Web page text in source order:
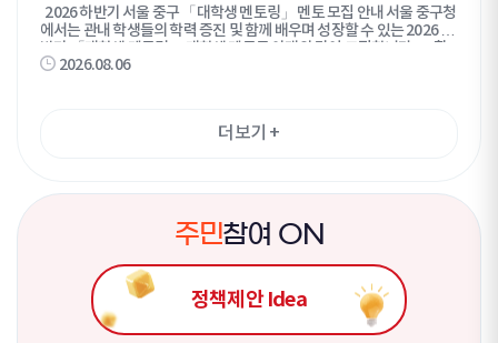
요 행사 참석이 가능한 사람 라. 본인 명의의 SNS 계정을 활발하게 운영
중인 사람 마. 우대사항 - 중구민 / 중구 소재 대학(원)생 / 중구 소재 직장
인 또는 사업체 종사자 - 팔로워？구독자 수 1천명 이상 / 게시물 조회수
평균 1만회 이상 - 특정 분야를 주제로 SNS 콘텐츠를 지속적으로 운영
vMsy) - 지원서 작성하여 이메일(psj0105@junggu.seoul.kr) 제출
7. 제출서류 : 지원서, 개인정보 수집·이용·제공 동의서 8. 선정방법 : 지
이지 게시) ※ 문의 : 중구청 홍보담당관 홍보팀(☎02-3396-4963)
2026 하반기 서울 중구 「대학생 멘토링」 멘토 모집 안내 서울 중구청
에서는 관내 학생들의 학력 증진 및 함께 배우며 성장할 수 있는 2026 하
반기 「대학생 멘토링」 대학생 멘토를 아래와 같이 모집합니다. ■ 활
동안내 ○ 모집기간 : ~ 2026. 9. 1. (화) ○ 활동기간 : 2026. 9월 ~ 12월
회(1시간 이상) 총 30시간 이상 활동, 회차별 활동일지 작성 ○ 지도과목 :
국어·영어·수학·과학·사회·역사 ※그룹 매칭 후 멘토-멘티 협의하여 과
안 책임감을 갖고 끝까지 참여할 수 있는 자 ■ 지원내용 ○ 멘토링 필요경
5) 및 교육봉사 인정(학교 협의 필요) 처리 ○ 우수 활동 멘토 표창 ■ 신청
방법 ○ 담당자 이메일로 신청서 제출 (sinar777@junggu.seoul.kr)
- 제출서류 : ①지원서(개인정보 수집 및 이용 동의서, 범죄 경력조회 동
의서 포함), ②재·휴학증명서 (멘토,멘티 1:1 매칭이므로, 멘티 모집 상
황에 따라 멘토 일부 선발 취소 가능) ※ 이메일 확인 후 접수 완료건 담
당자 회신 예정(미수신 시 별도 연락 요청) ○ 선발결과 : 9월 중(별도 안내
예정) ○ 사전교육 : 9월 중(예정) 추후 별도 공지 ○ 문 의 : 중구청 교육정
2026.08.06
더보기 +
주민참여 ON
정책제안 Idea